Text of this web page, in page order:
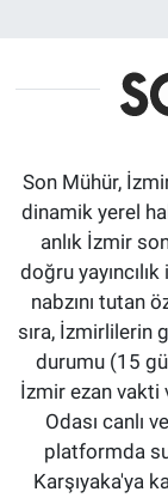
Son Mühür,
dinamik yerel
anlık İzmir
doğru
nabzını tutan
sıra, İzmirlilerin
durumu (15
İzmir ezan vakti
Odası canlı
platformda
Karşıyaka'ya